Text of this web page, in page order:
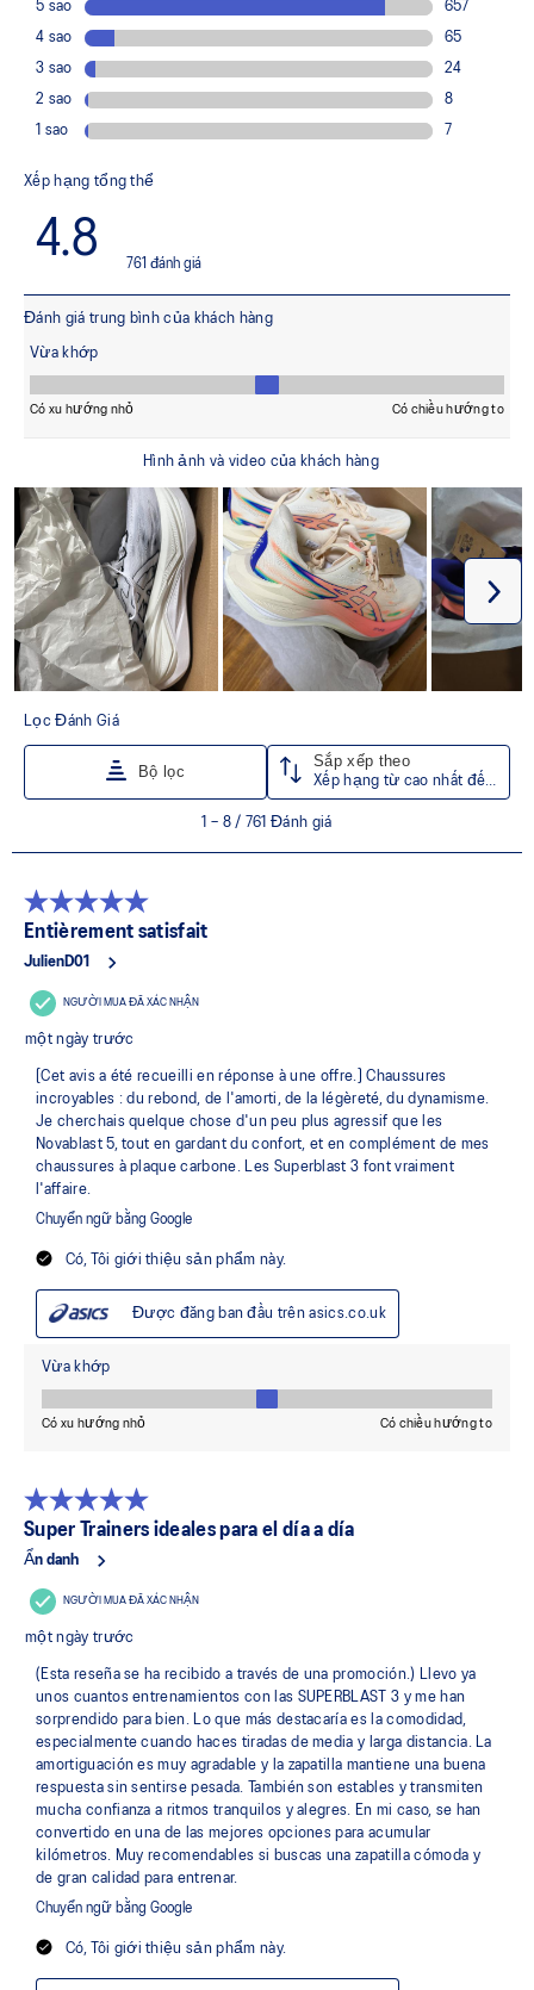
Our lightest and bounciest material that’s 33% lighter and
13% more responsive than FF BLAST™ technology.
Trampoline-inspired sole shape
The sole's bottom design promotes a higher energy return
for an enhanced foam bouncing effect during toe-off.
Visibility for enhanced nightime and early-morning reflective
The sockliner is produced with the solution dyeing
process that reduces water usage by approximately
compared to the conventional dyeing technology.